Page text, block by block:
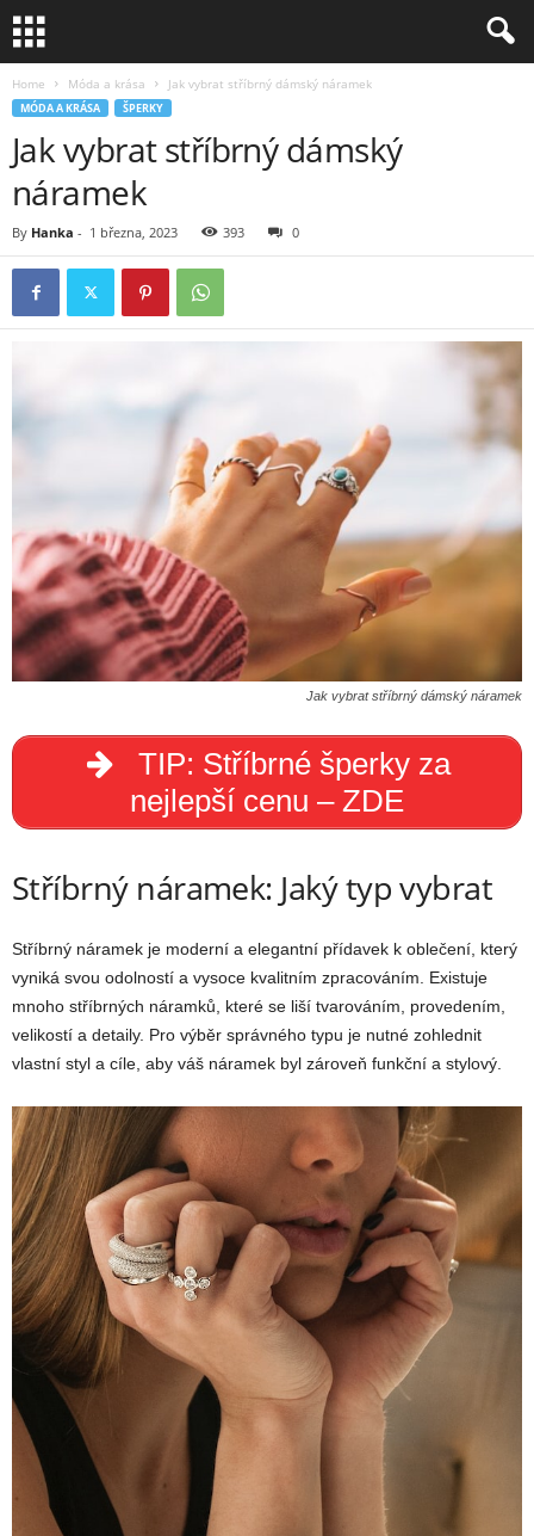
Home Móda a krása Jak vybrat stříbrný dámský náramek
MÓDA A KRÁSA ŠPERKY
Jak vybrat stříbrný dámský
náramek
By Hanka - 1 března, 2023 393 0
Jak vybrat stříbrný dámský náramek
TIP: Stříbrné šperky za
nejlepší cenu – ZDE
Stříbrný náramek: Jaký typ vybrat
Stříbrný náramek je moderní a elegantní přídavek k oblečení, který
vyniká svou odolností a vysoce kvalitním zpracováním. Existuje
mnoho stříbrných náramků, které se liší tvarováním, provedením,
velikostí a detaily. Pro výběr správného typu je nutné zohlednit
vlastní styl a cíle, aby váš náramek byl zároveň funkční a stylový.